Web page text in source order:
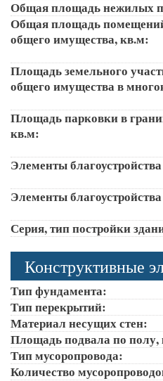
Общая площадь нежилых
Общая площадь
общего имущества, кв.м:
Площадь земельного
общего имущества в
Площадь парковки в
кв.м:
Элементы
Элементы
Серия, тип постройки
Конструктивные
Тип фундамента:
Тип перекрытий:
Материал несущих стен:
Площадь подвала по полу,
Тип мусоропровода:
Количество